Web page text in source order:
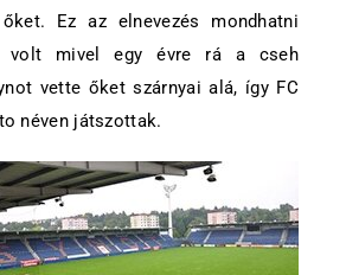
Ez az elnevezés mondhatni
volt mivel egy évre rá a cseh
vette őket szárnyai alá, így FC
néven játszottak.